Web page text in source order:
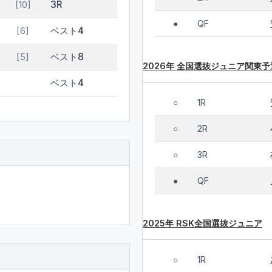
[10] 3R
[6] ベスト4
[5] ベスト8
ベスト4
● QF
2026年 全国選抜ジュニア関東予
○ 1R
○ 2R
○ 3R
● QF
2025年 RSK全国選抜ジュニア
○ 1R